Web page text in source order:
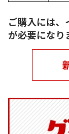
ご購入には、
が必要になり